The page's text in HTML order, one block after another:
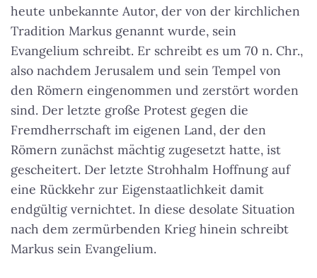
heute unbekannte Autor, der von der kirchlichen
Tradition Markus genannt wurde, sein
Evangelium schreibt. Er schreibt es um 70 n. Chr.,
also nachdem Jerusalem und sein Tempel von
den Römern eingenommen und zerstört worden
sind. Der letzte große Protest gegen die
Fremdherrschaft im eigenen Land, der den
Römern zunächst mächtig zugesetzt hatte, ist
gescheitert. Der letzte Strohhalm Hoffnung auf
eine Rückkehr zur Eigenstaatlichkeit damit
endgültig vernichtet. In diese desolate Situation
nach dem zermürbenden Krieg hinein schreibt
Markus sein Evangelium.